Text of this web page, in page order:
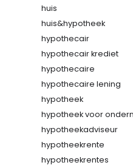
huis
huis&hypotheek
hypothecair
hypothecair krediet
hypothecaire
hypothecaire lening
hypotheek
hypotheek voor
hypotheekadviseur
hypotheekrente
hypotheekrentes